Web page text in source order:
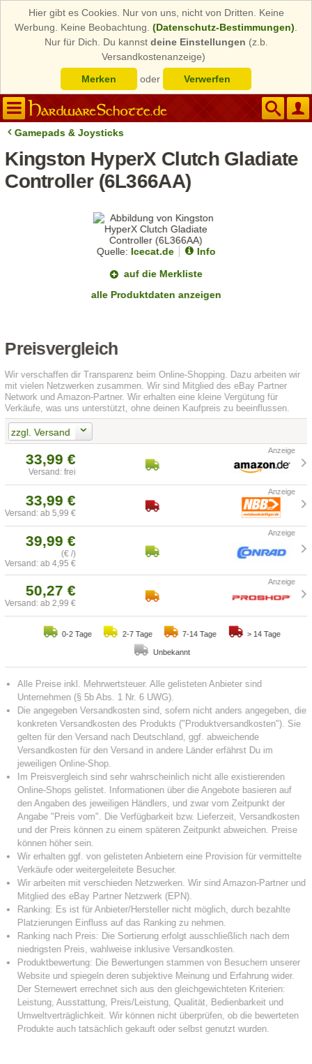
Hier gibt es Cookies. Nur von uns, nicht von Dritten. Keine
Werbung. Keine Beobachtung. (Datenschutz-Bestimmungen)
Nur für Dich. Du kannst deine Einstellungen (z.b.
Versandkostenanzeige)
Merken
oder Verwerfen
Gamepads & Joysticks
Kingston HyperX Clutch Gladiate
Controller (6L366AA)
Quelle: Icecat.de
Info
auf die Merkliste
alle Produktdaten anzeigen
Preisvergleich
Wir verschaffen dir Transparenz beim Online-Shopping. Dazu arbeiten wir
mit vielen Netzwerken zusammen. Wir sind Mitglied des eBay Partner
Network und Amazon-Partner. Wir erhalten eine kleine Vergütung für
Verkäufe, was uns unterstützt, ohne deinen Kaufpreis zu beeinflussen.
zzgl. Versand
33,99 €
Versand: frei
33,99 €
Versand: ab 5,99 €
39,99 €
(€ /)
Versand: ab 4,95 €
50,27 €
Versand: ab 2,99 €
0-2 Tage 2-7 Tage 7-14 Tage > 14 Tage
Unbekannt